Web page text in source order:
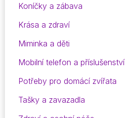
Koníčky a zábava
Krása a zdraví
Miminka a děti
Mobilní telefon a příslušenství
Potřeby pro domácí zvířata
Tašky a zavazadla